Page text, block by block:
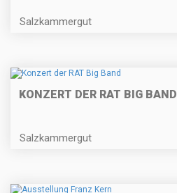
Salzkammergut
KONZERT DER RAT BIG BAND
Salzkammergut